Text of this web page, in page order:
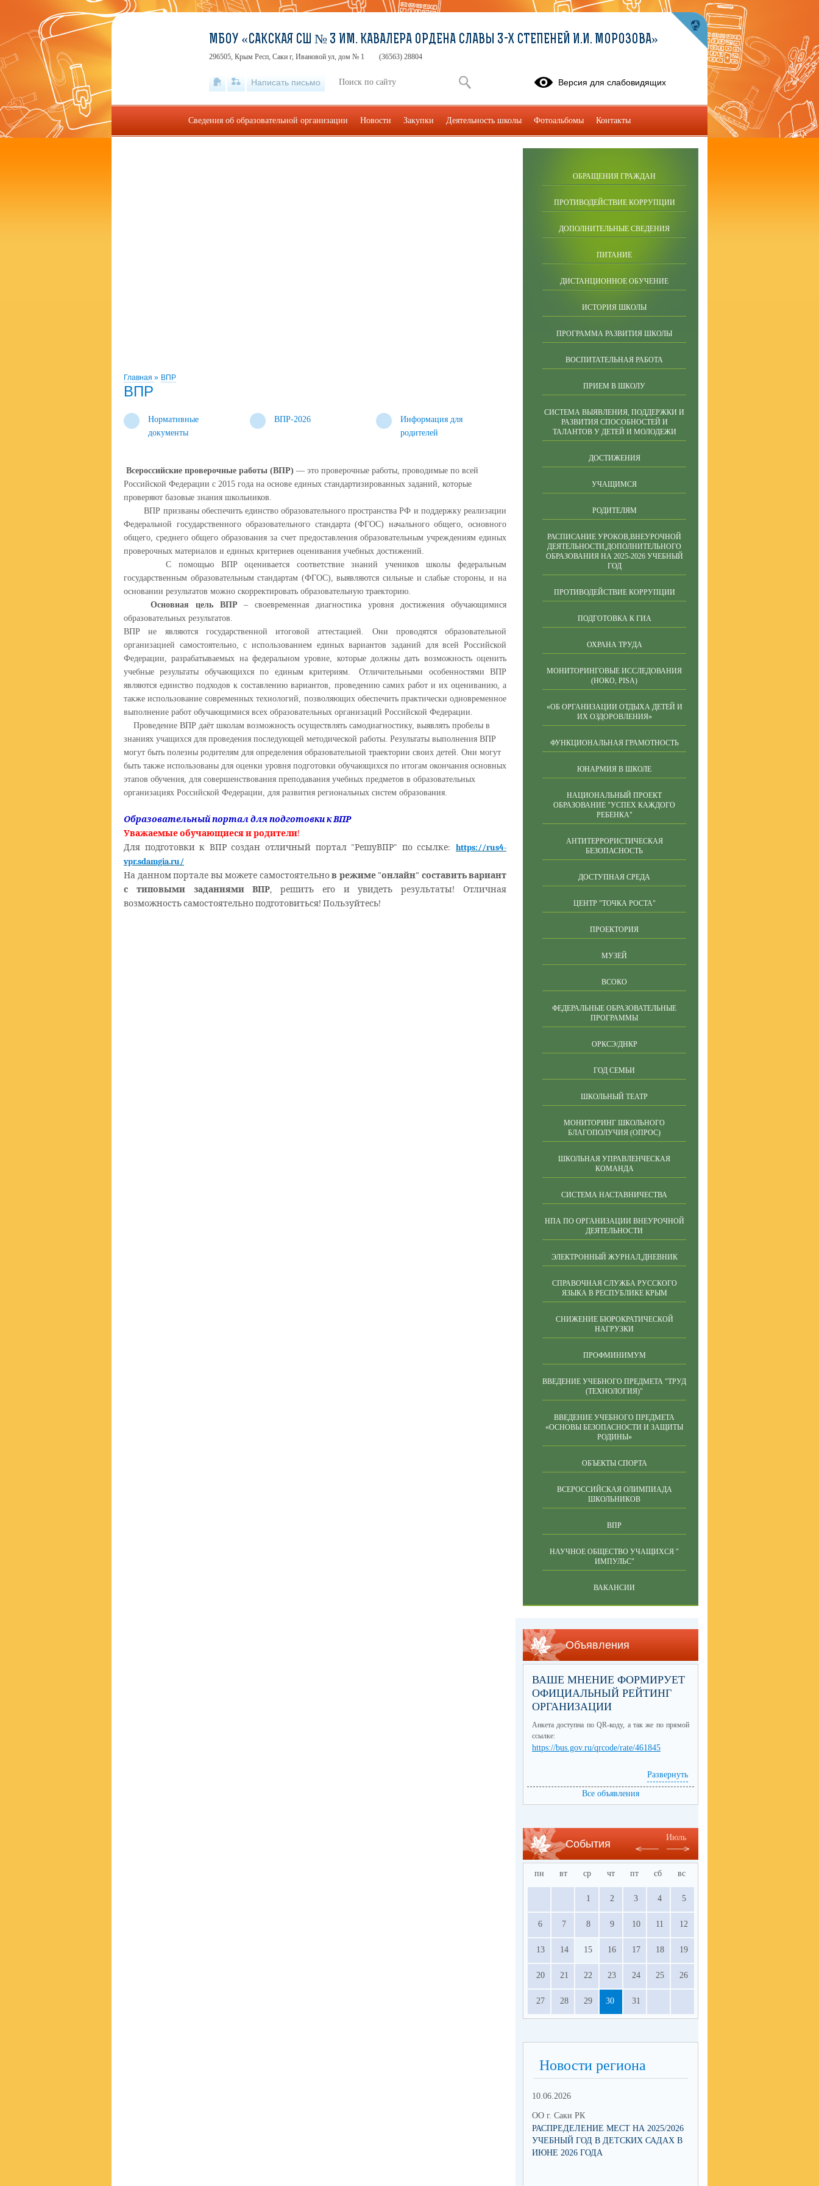
Главная » ВПР
ВПР
Нормативные
документы
ВПР-2026
Информация для
родителей
Всероссийские проверочные работы (ВПР) — это проверочные работы, проводимые по всей
Российской Федерации с 2015 года на основе единых стандартизированных заданий, которые
проверяют базовые знания школьников.
ВПР призваны обеспечить единство образовательного пространства РФ и поддержку реализации
Федеральной государственного образовательного стандарта (ФГОС) начального общего, основного
общего, среднего общего образования за счет предоставления образовательным учреждениям единых
проверочных материалов и единых критериев оценивания учебных достижений.
С помощью ВПР оценивается соответствие знаний учеников школы федеральным
государственным образовательным стандартам (ФГОС), выявляются сильные и слабые стороны, и на
основании результатов можно скорректировать образовательную траекторию.
Основная цель ВПР – своевременная диагностика уровня достижения обучающимися
образовательных результатов.
ВПР не являются государственной итоговой аттестацией. Они проводятся образовательной
организацией самостоятельно, с использованием единых вариантов заданий для всей Российской
Федерации, разрабатываемых на федеральном уровне, которые должны дать возможность оценить
учебные результаты обучающихся по единым критериям. Отличительными особенностями ВПР
являются единство подходов к составлению вариантов, проведению самих работ и их оцениванию, а
также использование современных технологий, позволяющих обеспечить практически одновременное
выполнение работ обучающимися всех образовательных организаций Российской Федерации.
Проведение ВПР даёт школам возможность осуществлять самодиагностику, выявлять пробелы в
знаниях учащихся для проведения последующей методической работы. Результаты выполнения ВПР
могут быть полезны родителям для определения образовательной траектории своих детей. Они могут
быть также использованы для оценки уровня подготовки обучающихся по итогам окончания основных
этапов обучения, для совершенствования преподавания учебных предметов в образовательных
организациях Российской Федерации, для развития региональных систем образования.
Образовательный портал для подготовки к ВПР
Уважаемые обучающиеся и родители!
Для подготовки к ВПР создан отличный портал "РешуВПР" по ссылке: https://rus4-
vpr.sdamgia.ru/
На данном портале вы можете самостоятельнов режиме "онлайн" составить вариант
с типовыми заданиями ВПР, решить его и увидеть результаты! Отличная
возможность самостоятельно подготовиться! Пользуйтесь!
ОБРАЩЕНИЯ ГРАЖДАН
ПРОТИВОДЕЙСТВИЕ КОРРУПЦИИ
ДОПОЛНИТЕЛЬНЫЕ СВЕДЕНИЯ
ПИТАНИЕ
ДИСТАНЦИОННОЕ ОБУЧЕНИЕ
ИСТОРИЯ ШКОЛЫ
ПРОГРАММА РАЗВИТИЯ ШКОЛЫ
ВОСПИТАТЕЛЬНАЯ РАБОТА
ПРИЕМ В ШКОЛУ
СИСТЕМА ВЫЯВЛЕНИЯ, ПОДДЕРЖКИ И
РАЗВИТИЯ СПОСОБНОСТЕЙ И
ТАЛАНТОВ У ДЕТЕЙ И МОЛОДЕЖИ
ДОСТИЖЕНИЯ
УЧАЩИМСЯ
РОДИТЕЛЯМ
РАСПИСАНИЕ УРОКОВ,ВНЕУРОЧНОЙ
ДЕЯТЕЛЬНОСТИ,ДОПОЛНИТЕЛЬНОГО
ОБРАЗОВАНИЯ НА 2025-2026 УЧЕБНЫЙ
ГОД
ПРОТИВОДЕЙСТВИЕ КОРРУПЦИИ
ПОДГОТОВКА К ГИА
ОХРАНА ТРУДА
МОНИТОРИНГОВЫЕ ИССЛЕДОВАНИЯ
(НОКО, PISA)
«ОБ ОРГАНИЗАЦИИ ОТДЫХА ДЕТЕЙ И
ИХ ОЗДОРОВЛЕНИЯ»
ФУНКЦИОНАЛЬНАЯ ГРАМОТНОСТЬ
ЮНАРМИЯ В ШКОЛЕ
НАЦИОНАЛЬНЫЙ ПРОЕКТ
ОБРАЗОВАНИЕ "УСПЕХ КАЖДОГО
РЕБЕНКА"
АНТИТЕРРОРИСТИЧЕСКАЯ
БЕЗОПАСНОСТЬ
ДОСТУПНАЯ СРЕДА
ЦЕНТР "ТОЧКА РОСТА"
ПРОЕКТОРИЯ
МУЗЕЙ
ВСОКО
ФЕДЕРАЛЬНЫЕ ОБРАЗОВАТЕЛЬНЫЕ
ПРОГРАММЫ
ОРКСЭ/ДНКР
ГОД СЕМЬИ
ШКОЛЬНЫЙ ТЕАТР
МОНИТОРИНГ ШКОЛЬНОГО
БЛАГОПОЛУЧИЯ (ОПРОС)
ШКОЛЬНАЯ УПРАВЛЕНЧЕСКАЯ
КОМАНДА
СИСТЕМА НАСТАВНИЧЕСТВА
НПА ПО ОРГАНИЗАЦИИ ВНЕУРОЧНОЙ
ДЕЯТЕЛЬНОСТИ
ЭЛЕКТРОННЫЙ ЖУРНАЛ,ДНЕВНИК
СПРАВОЧНАЯ СЛУЖБА РУССКОГО
ЯЗЫКА В РЕСПУБЛИКЕ КРЫМ
СНИЖЕНИЕ БЮРОКРАТИЧЕСКОЙ
НАГРУЗКИ
ПРОФМИНИМУМ
ВВЕДЕНИЕ УЧЕБНОГО ПРЕДМЕТА "ТРУД
(ТЕХНОЛОГИЯ)"
ВВЕДЕНИЕ УЧЕБНОГО ПРЕДМЕТА
«ОСНОВЫ БЕЗОПАСНОСТИ И ЗАЩИТЫ
РОДИНЫ»
ОБЪЕКТЫ СПОРТА
ВСЕРОССИЙСКАЯ ОЛИМПИАДА
ШКОЛЬНИКОВ
ВПР
НАУЧНОЕ ОБЩЕСТВО УЧАЩИХСЯ "
ИМПУЛЬС"
ВАКАНСИИ
Объявления
ВАШЕ МНЕНИЕ ФОРМИРУЕТ
ОФИЦИАЛЬНЫЙ РЕЙТИНГ
ОРГАНИЗАЦИИ
Анкета доступна по QR-коду, а так же по прямой
ссылке:
https://bus.gov.ru/qrcode/rate/461845
Развернуть
Все объявления
События
Июль
пн вт ср чт пт сб вс
1 2 3 4 5
6 7 8 9 10 11 12
13 14 15 16 17 18 19
20 21 22 23 24 25 26
27 28 29 30 31
Новости региона
10.06.2026
ОО г. Саки РК
РАСПРЕДЕЛЕНИЕ МЕСТ НА 2025/2026
УЧЕБНЫЙ ГОД В ДЕТСКИХ САДАХ В
ИЮНЕ 2026 ГОДА
МБОУ «САКСКАЯ СШ № 3 ИМ. КАВАЛЕРА ОРДЕНА СЛАВЫ 3-Х СТЕПЕНЕЙ И.И. МОРОЗОВА»
296505, Крым Респ, Саки г, Ивановой ул, дом № 1 (36563) 28804
Написать письмо Версия для слабовидящих
Сведения об образовательной организации Новости Закупки Деятельность школы Фотоальбомы Контакты